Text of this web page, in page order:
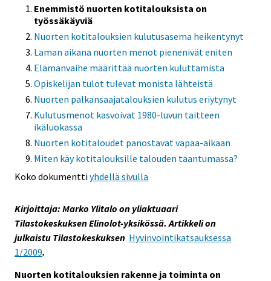
Enemmistö nuorten kotitalouksista on
työssäkäyviä
Nuorten kotitalouksien kulutusasema heikentynyt
Laman aikana nuorten menot pienenivät eniten
Elämänvaihe määrittää nuorten kuluttamista
Opiskelijan tulot tulevat monista lähteistä
Nuorten palkansaajatalouksien kulutus eriytynyt
Kulutusmenot kasvoivat 1980-luvun taitteen
ikäluokassa
Nuorten kotitaloudet panostavat vapaa-aikaan
Miten käy kotitalouksille talouden taantumassa?
Koko dokumenttiyhdellä sivulla
Kirjoittaja: Marko Ylitalo on yliaktuaari
Tilastokeskuksen Elinolot-yksikössä. Artikkeli on
julkaistu Tilastokeskuksen Hyvinvointikatsauksessa
1/2009.
Nuorten kotitalouksien rakenne ja toiminta on